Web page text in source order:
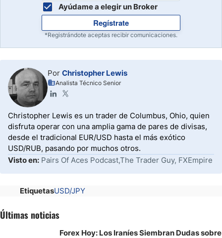
Ayúdame a elegir un Broker
Regístrate
*Registrándote aceptas recibir comunicaciones.
Por Christopher Lewis
Analista Técnico Senior
Christopher Lewis es un trader de Columbus, Ohio, quien
disfruta operar con una amplia gama de pares de divisas,
desde el tradicional EUR/USD hasta el más exótico
USD/RUB, pasando por muchos otros.
Visto en: Pairs Of Aces Podcast,The Trader Guy, FXEmpire
EtiquetasUSD/JPY
Últimas noticias
Forex Hoy: Los Iraníes Siembran Dudas sobre